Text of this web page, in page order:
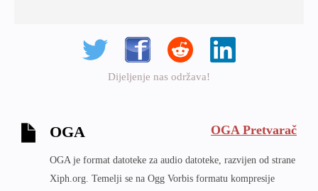
Dijeljenje nas održava!
OGA OGA Pretvarač
OGA je format datoteke za audio datoteke, razvijen od strane
Xiph.org. Temelji se na Ogg Vorbis formatu kompresije